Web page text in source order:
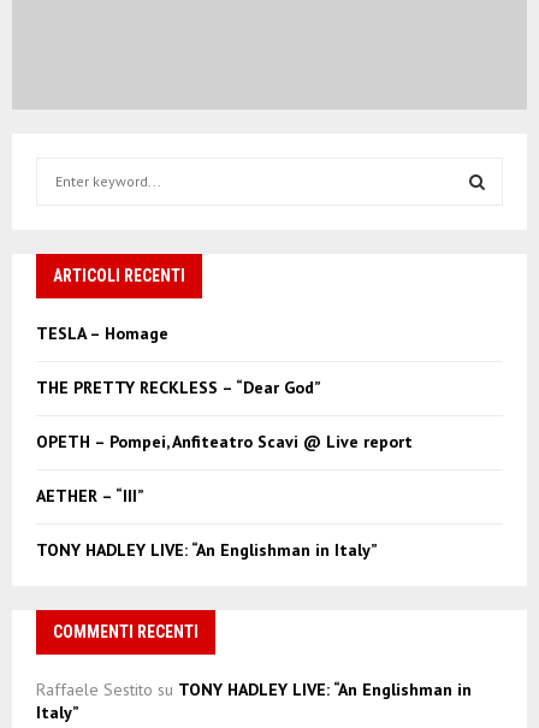
h
o
ARTICOLI RECENTI
TESLA – Homage
THE PRETTY RECKLESS – “Dear God”
OPETH – Pompei, Anfiteatro Scavi @ Live report
AETHER – “III”
TONY HADLEY LIVE: “An Englishman in Italy”
COMMENTI RECENTI
Raffaele Sestito su TONY HADLEY LIVE: “An Englishman in
Italy”